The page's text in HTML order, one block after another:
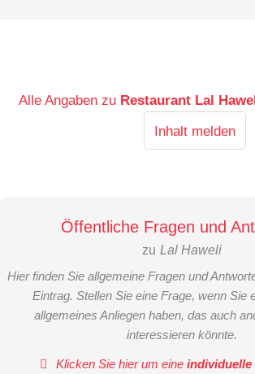
Alle Angaben zu Restaurant Lal
Inhalt melden
Öffentliche Fragen und
zu Lal Haweli
Hier finden Sie allgemeine Fragen und
Eintrag. Stellen Sie eine Frage, wenn Sie
allgemeines Anliegen haben, das auch
interessieren könnte.
Klicken Sie hier um eineindividuelle